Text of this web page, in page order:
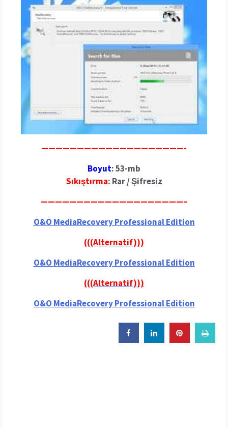
————————————————————-
Boyut: 53-mb
Sıkıştırma: Rar / Şifresiz
————————————————————–
O&O MediaRecovery Professional Edition
(((Alternatif)))
O&O MediaRecovery Professional Edition
(((Alternatif)))
O&O MediaRecovery Professional Edition